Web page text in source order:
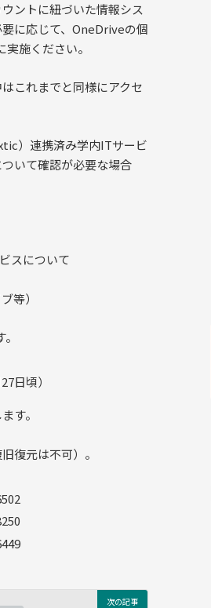
ントに紐づいた情報シス
に応じて、OneDriveの個
施ください。
これまでと同様にアクセ
）連携済み学内ITサービ
いて確認が必要な場合
スについて
等）
日頃）
す。
復元は不可）。
次の記事